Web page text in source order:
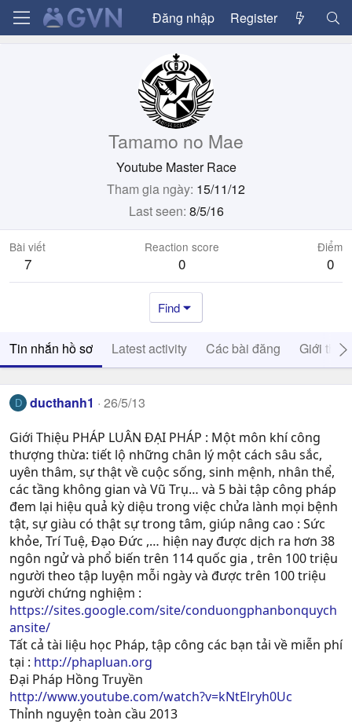
Đăng nhập Register
Tamamo no Mae
Youtube Master Race
Tham gia ngày 15/11/12
Last seen 8/5/16
Bài viết
7
Reaction score
0
Điểm
0
Find
Tin nhắn hồ sơ Latest activity Các bài đăng Giới thiệu
D ducthanh1 26/5/13
Giới Thiệu PHÁP LUÂN ĐẠI PHÁP : Một môn khí công
thượng thừa: tiết lộ những chân lý một cách sâu sắc,
uyên thâm, sự thật về cuộc sống, sinh mệnh, nhân thể,
các tầng không gian và Vũ Trụ… và 5 bài tập công pháp
đem lại hiệu quả kỳ diệu trong việc chửa lành mọi bệnh
tật, sự giàu có thật sự trong tâm, giúp nâng cao : Sức
khỏe, Trí Tuệ, Ðạo Ðức ,… hiện nay được dịch ra hơn 38
ngôn ngử và phổ biến trên 114 quốc gia , trên 100 triệu
người theo tập luyện mỗi ngày và được trên 100 triệu
người chứng nghiệm :
https://sites.google.com/site/conduongphanbonquych
ansite/
Tất cả tài liệu học Pháp, tập công các bạn tải về miễn phí
tại : http://phapluan.org
Đại Pháp Hồng Truyền
http://www.youtube.com/watch?v=kNtElryh0Uc
Thỉnh nguyện toàn cầu 2013